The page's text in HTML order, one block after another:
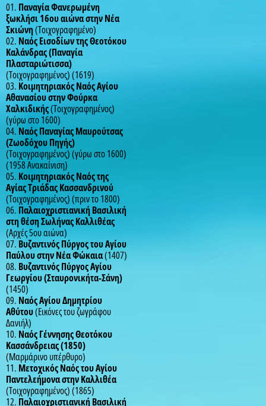
01. Παναγία Φανερωμένη
ξωκλήσι 16ου αιώνα στην Νέα
Σκιώνη(Τοιχογραφημένο)
02. Ναός Εισοδίων της Θεοτόκου
Καλάνδρας (Παναγία
Πλασταριώτισσα)
(Τοιχογραφημένος) (1619)
03. Κοιμητηριακός Ναός Αγίου
Αθανασίου στην Φούρκα
Χαλκιδικής(Τοιχογραφημένος)
(γύρω στο 1600)
04. Ναός Παναγίας Μαυρούτσας
(Ζωοδόχου Πηγής)
(Τοιχογραφημένος) (γύρω στο 1600)
(1958 Ανακαίνιση)
05. Κοιμητηριακός Ναός της
Αγίας Τριάδας Κασσανδρινού
(Τοιχογραφημένος) (πριν το 1800)
06. Παλαιοχριστιανική Βασιλική
στη θέση Σωλήνας Καλλιθέας
(Αρχές 5ου αιώνα)
07. Βυζαντινός Πύργος του Αγίου
Παύλου στην Νέα Φώκαια(1407)
08. Βυζαντινός Πύργος Αγίου
Γεωργίου (Σταυρονικήτα-Σάνη)
(1450)
09. Ναός Αγίου Δημητρίου
Αθύτου(Eικόνες του ζωγράφου
Δανιήλ)
10. Ναός Γέννησης Θεοτόκου
Κασσάνδρειας (1850)
(Μαρμάρινο υπέρθυρο)
11. Μετοχικός Ναός του Αγίου
Παντελεήμονα στην Καλλιθέα
(Τοιχογραφημένος) (1865)
12. Παλαιοχριστιανική Βασιλική